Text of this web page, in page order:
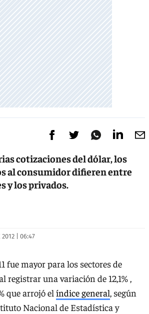
cotizaciones del dólar, los
al consumidor difieren entre
y los privados.
2012 | 06:47
fue mayor para los sectores de
registrar una variación de 12,1% ,
que arrojó el índice general, según
Nacional de Estadística y